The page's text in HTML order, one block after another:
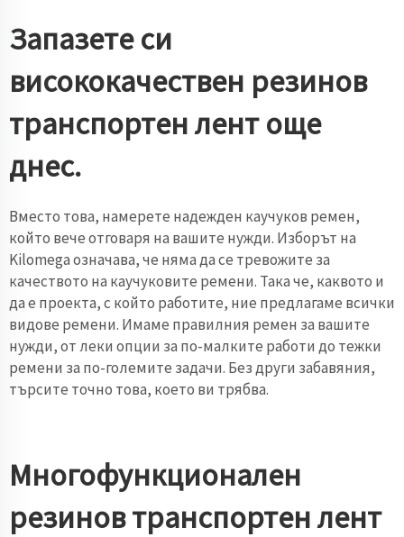
Запазете си
висококачествен резинов
транспортен лент още
днес.
Вместо това, намерете надежден каучуков ремен,
който вече отговаря на вашите нужди. Изборът на
Kilomega означава, че няма да се тревожите за
качеството на каучуковите ремени. Така че, каквото и
да е проекта, с който работите, ние предлагаме всички
видове ремени. Имаме правилния ремен за вашите
нужди, от леки опции за по-малките работи до тежки
ремени за по-големите задачи. Без други забавяния,
търсите точно това, което ви трябва.
Многофункционален
резинов транспортен лент